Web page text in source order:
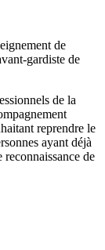
de
gardiste de
de la
reprendre le
ayant déjà
de